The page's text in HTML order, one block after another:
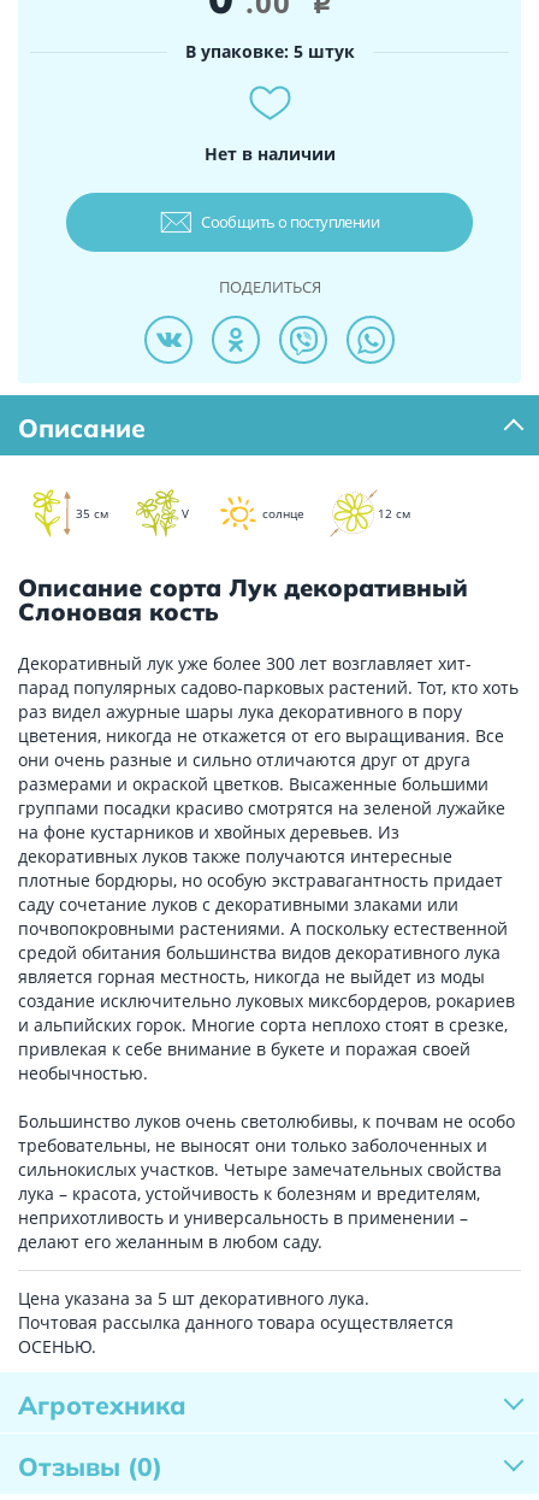
В упаковке: 5 штук
Нет в наличии
Сообщить о поступлении
ПОДЕЛИТЬСЯ
Описание
35 см V солнце 12 см
Описание сорта Лук декоративный
Слоновая кость
Декоративный лук уже более 300 лет возглавляет хит-
парад популярных садово-парковых растений. Тот, кто хоть
раз видел ажурные шары лука декоративного в пору
цветения, никогда не откажется от его выращивания. Все
они очень разные и сильно отличаются друг от друга
размерами и окраской цветков. Высаженные большими
группами посадки красиво смотрятся на зеленой лужайке
на фоне кустарников и хвойных деревьев. Из
декоративных луков также получаются интересные
плотные бордюры, но особую экстравагантность придает
саду сочетание луков с декоративными злаками или
почвопокровными растениями. А поскольку естественной
средой обитания большинства видов декоративного лука
является горная местность, никогда не выйдет из моды
создание исключительно луковых миксбордеров, рокариев
и альпийских горок. Многие сорта неплохо стоят в срезке,
привлекая к себе внимание в букете и поражая своей
необычностью.
Большинство луков очень светолюбивы, к почвам не особо
требовательны, не выносят они только заболоченных и
сильнокислых участков. Четыре замечательных свойства
лука – красота, устойчивость к болезням и вредителям,
неприхотливость и универсальность в применении –
делают его желанным в любом саду.
Цена указана за 5 шт декоративного лука.
Почтовая рассылка данного товара осуществляется
ОСЕНЬЮ.
Агротехника
Отзывы (0)